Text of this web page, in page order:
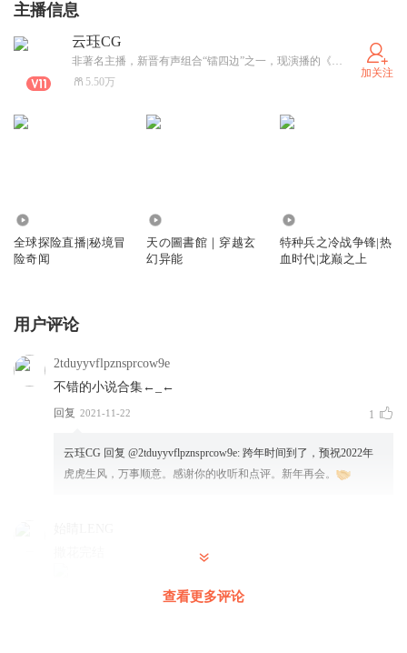
主播信息
云珏CG
非著名主播，新晋有声组合“镭四边”之一，现演播的《我可以加速修炼》，《全球探险直播》，《灵能复苏后我不得不除魔卫道》，正在持续热更中！感谢关注，茫茫人海之中相遇，是不可多得的缘分！
5.50万
加关注
全球探险直播|秘境冒
险奇闻
天の圖書館｜穿越玄
幻异能
特种兵之冷战争锋|热
血时代|龙巅之上
用户评论
2tduyyvflpznsprcow9e
不错的小说合集←_←
回复 2021-11-22 1
云珏CG 回复 @2tduyyvflpznsprcow9e: 跨年时间到了，预祝2022年
虎虎生风，万事顺意。感谢你的收听和点评。新年再会。
查看更多评论